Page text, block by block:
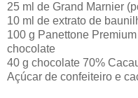
25 ml de Grand Marnier
10 ml de extrato de
100 g Panettone
chocolate
40 g chocolate 70%
Açúcar de confeiteiro e